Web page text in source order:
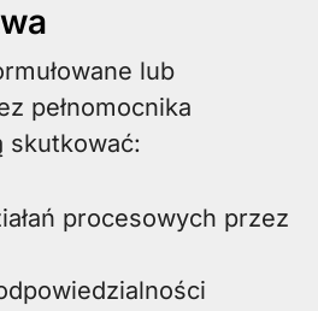
lub
pełnomocnika
skutkować:
procesowych przez